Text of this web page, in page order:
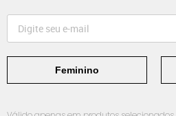
Feminino